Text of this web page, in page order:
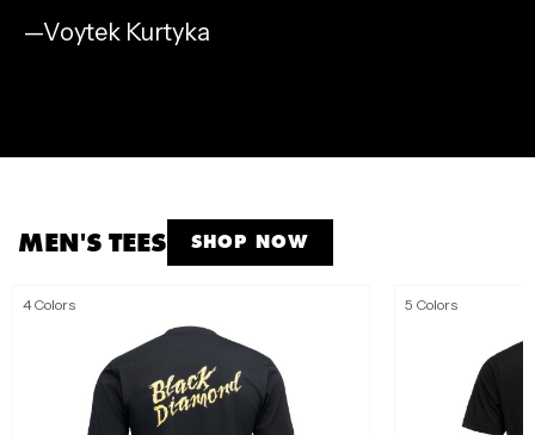
—Voytek Kurtyka
SHOP NOW
SHOP NOW
SHOP NOW
SHOP MEN'S
MEN'S TEES SHOP NOW
4 Colors 5 Colors